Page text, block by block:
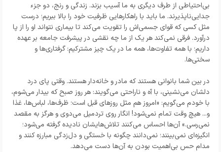
بی‌احتیاطی از طرف دیگری به ما آسیب بزند. زندگی و رنج، دو جزء
جدایی‌ناپذیرند. ما باید با راهکارهایی ظرفیت خود را بالا ببریم؛ درست
مثل کسی که قوای جسمی‌اش را تقویت می‌کند تا بیماری نتواند او را از پا
درآورد. فرقی نمی‌کند هر یک از ما چه نقشی در پیشرفت جامعه بر عهده
داریم؛ با همه تفاوت‌ها، همه ما در یک چیز مشترکیم: گرفتاری‌ها و
سختی‌ها.
در بین شما بانوانی هستند که مادر و خانه‌دار هستند. وقتی پای درد
دلشان می‌نشینی، با آه و ناراحتی می‌گویند: هر روز صبح که بیدار می‌شوم،
با خودم می‌گویم: «امروز هم مثل روزهای قبل است؛ ظرف‌ها، لباس‌ها، غذا
و... هیچ وقت تمام نمی‌شود! انگار روی تردمیل می‌دوی و هرگز به مقصد
نمی‌رسی.» آن‌ها احساس می‌کنند تلاش‌هایشان نادیده گرفته می‌شود؛
انگیزه‌ای نمی‌بینند؛ نمی‌دانند چگونه با خستگی و دل‌زدگی مبارزه کنند و
مدام حس بی‌اهمیت بودن به آن‌ها دست می‌دهد.